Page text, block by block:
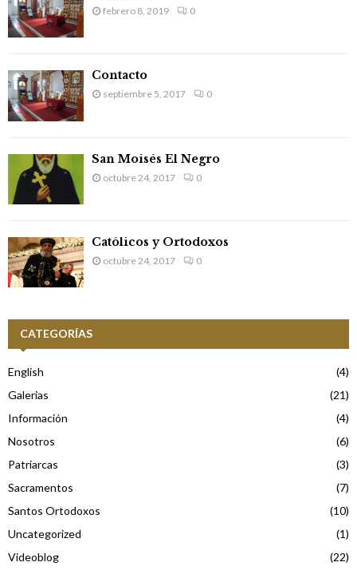
febrero 8, 2019 0
Contacto
septiembre 5, 2017 0
San Moisés El Negro
octubre 24, 2017 0
Católicos y Ortodoxos
octubre 24, 2017 0
CATEGORÍAS
English
(4)
Galerias
(21)
Información
(4)
Nosotros
(6)
Patriarcas
(3)
Sacramentos
(7)
Santos Ortodoxos
(10)
Uncategorized
(1)
Videoblog
(22)